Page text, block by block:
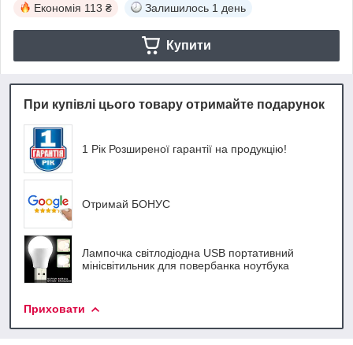
Економія 113 ₴ Залишилось 1 день
Купити
При купівлі цього товару отримайте подарунок
1 Рік Розширеної гарантії на продукцію!
Отримай БОНУС
Лампочка світлодіодна USB портативний
мінісвітильник для повербанка ноутбука
Приховати